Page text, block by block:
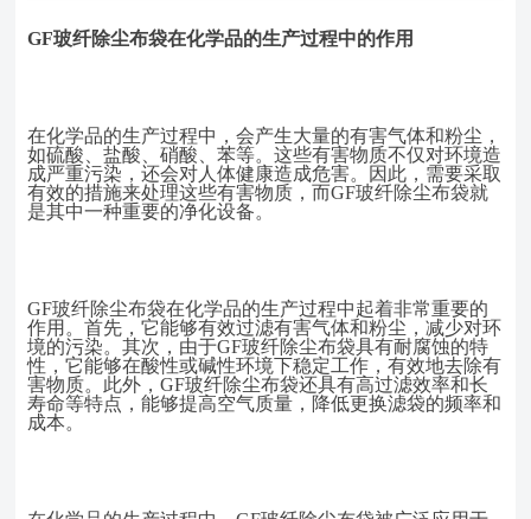
GF玻纤除尘布袋在化学品的生产过程中的作用
在化学品的生产过程中，会产生大量的有害气体和粉尘，
如硫酸、盐酸、硝酸、苯等。这些有害物质不仅对环境造
成严重污染，还会对人体健康造成危害。因此，需要采取
有效的措施来处理这些有害物质，而GF玻纤除尘布袋就
是其中一种重要的净化设备。
GF玻纤除尘布袋在化学品的生产过程中起着非常重要的
作用。首先，它能够有效过滤有害气体和粉尘，减少对环
境的污染。其次，由于GF玻纤除尘布袋具有耐腐蚀的特
性，它能够在酸性或碱性环境下稳定工作，有效地去除有
害物质。此外，GF玻纤除尘布袋还具有高过滤效率和长
寿命等特点，能够提高空气质量，降低更换滤袋的频率和
成本。